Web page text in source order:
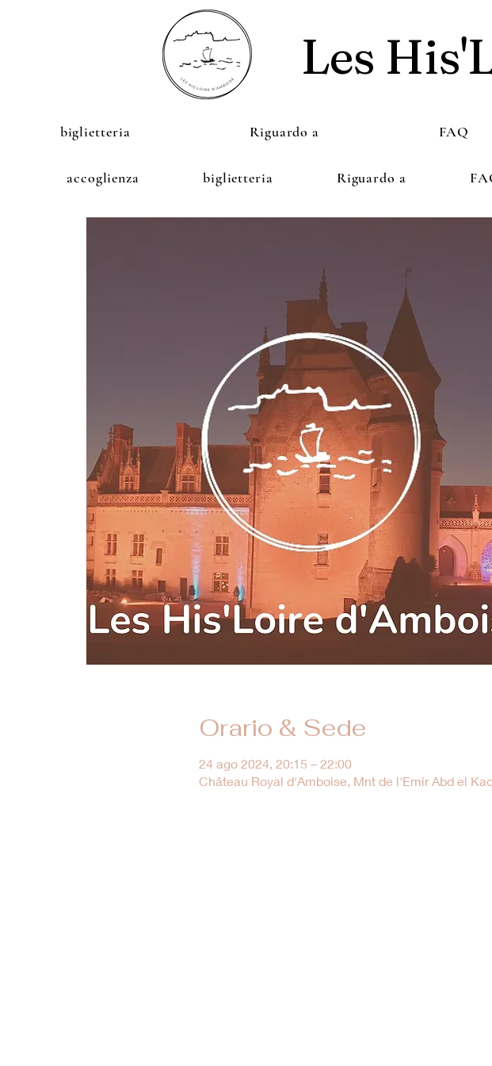
Les
biglietteria Riguardo a FAQ
accoglienza biglietteria Riguardo a
Orario & Sede
24 ago 2024, 20:15 – 22:00
Château Royal d'Amboise, Mnt de l'Emir Abd el